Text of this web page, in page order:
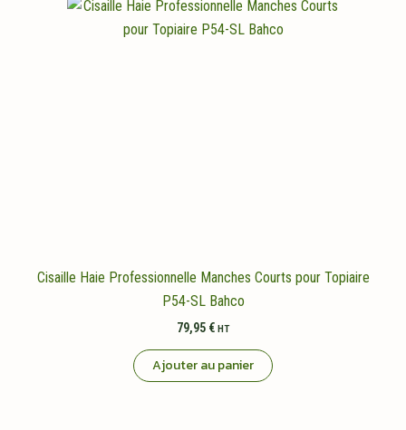
Cisaille Haie Professionnelle Manches Courts pour Topiaire
P54-SL Bahco
79,95 € HT
Ajouter au panier